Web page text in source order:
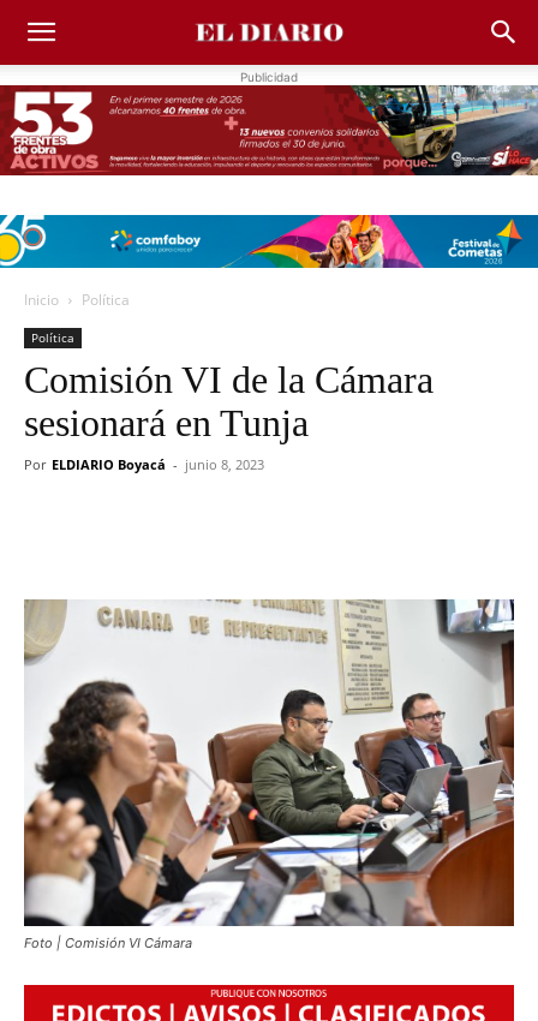
Publicidad
Inicio Política
Política
Comisión VI de la Cámara
sesionará en Tunja
Por ELDIARIO Boyacá - junio 8, 2023
Foto | Comisión VI Cámara